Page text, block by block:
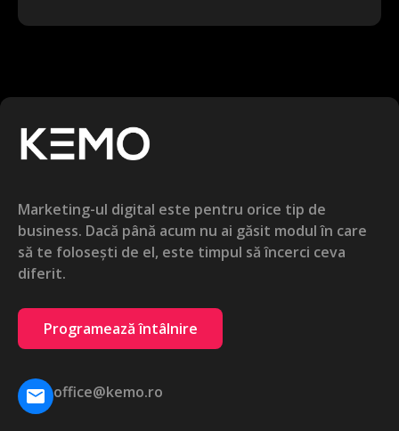
Marketing-ul digital este pentru orice tip de
business. Dacă până acum nu ai găsit modul în care
să te folosești de el, este timpul să încerci ceva
diferit.
Programează întâlnire
office@kemo.ro